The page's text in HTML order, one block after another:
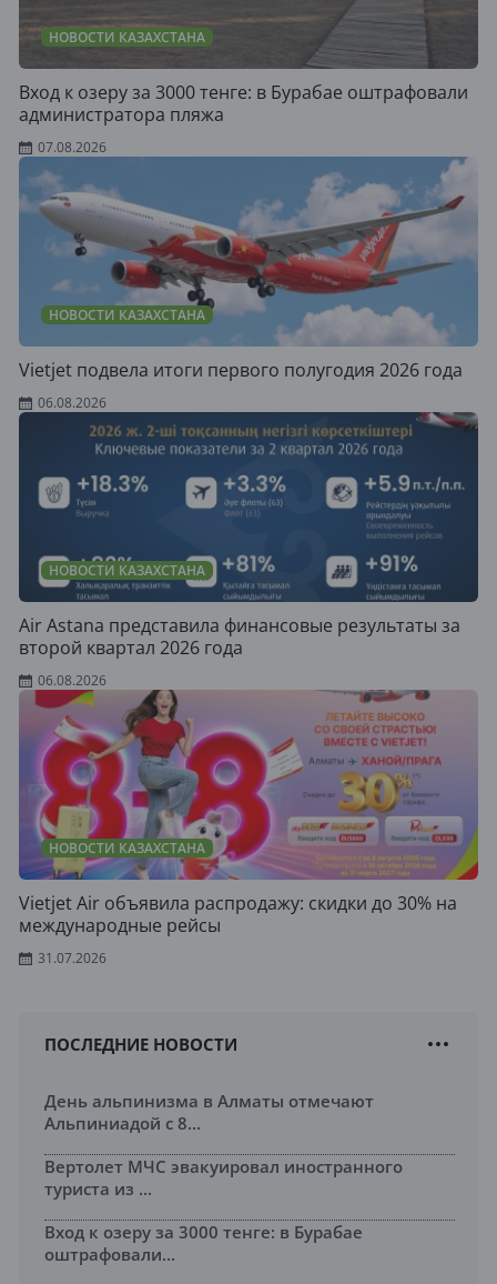
НОВОСТИ КАЗАХСТАНА
Вход к озеру за 3000 тенге: в Бурабае оштрафовали
администратора пляжа
07.08.2026
НОВОСТИ КАЗАХСТАНА
Vietjet подвела итоги первого полугодия 2026 года
06.08.2026
НОВОСТИ КАЗАХСТАНА
Air Astana представила финансовые результаты за
второй квартал 2026 года
06.08.2026
НОВОСТИ КАЗАХСТАНА
Vietjet Air объявила распродажу: скидки до 30% на
международные рейсы
31.07.2026
ПОСЛЕДНИЕ НОВОСТИ
День альпинизма в Алматы отмечают
Альпиниадой с 8...
Вертолет МЧС эвакуировал иностранного
туриста из ...
Вход к озеру за 3000 тенге: в Бурабае
оштрафовали...